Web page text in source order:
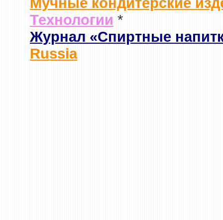
Технологии *
Журнал «Спиртные
Russia